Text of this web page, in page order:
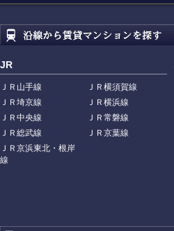
JR
ＪＲ山手線
ＪＲ横須賀線
ＪＲ埼京線
ＪＲ横浜線
ＪＲ中央線
ＪＲ常磐線
ＪＲ総武線
ＪＲ京葉線
ＪＲ京浜東北・根岸
線